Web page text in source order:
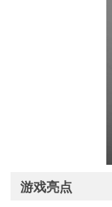
游戏亮点